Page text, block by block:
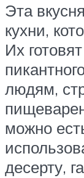
Эта
кухни,
Их
людям,
можно
десерту,